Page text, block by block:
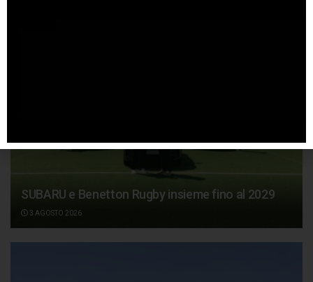
SUBARU e Benetton Rugby insieme fino al 2029
3 AGOSTO 2026